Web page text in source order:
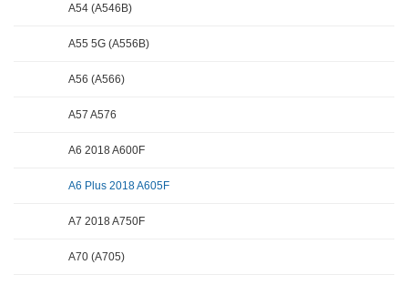
A54 (A546B)
A55 5G (A556B)
A56 (A566)
A57 A576
A6 2018 A600F
A6 Plus 2018 A605F
A7 2018 A750F
A70 (A705)